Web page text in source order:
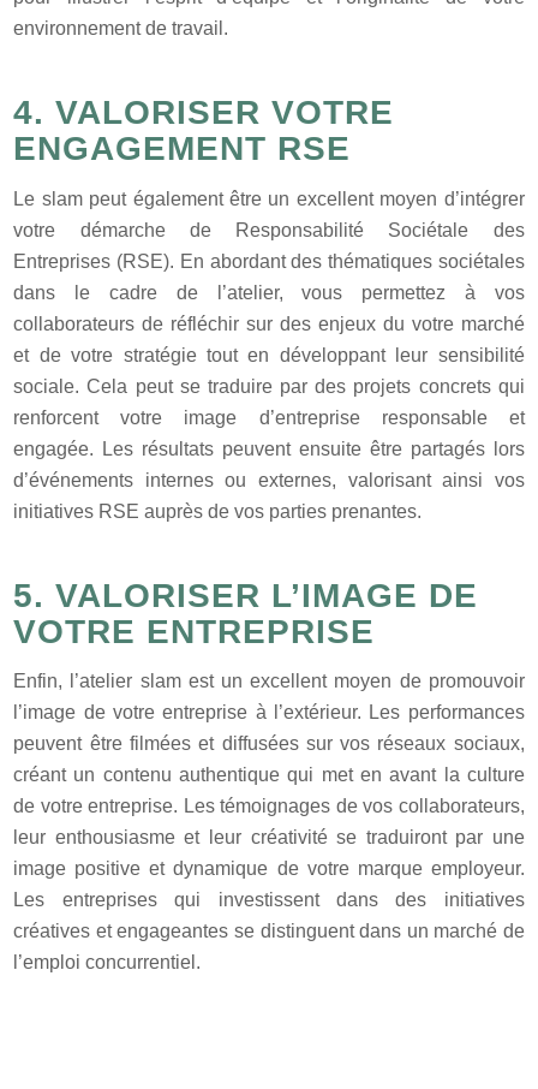
environnement de travail.
4. VALORISER VOTRE
ENGAGEMENT RSE
Le slam peut également être un excellent moyen d’intégrer
votre démarche de Responsabilité Sociétale des
Entreprises (RSE). En abordant des thématiques sociétales
dans le cadre de l’atelier, vous permettez à vos
collaborateurs de réfléchir sur des enjeux du votre marché
et de votre stratégie tout en développant leur sensibilité
sociale. Cela peut se traduire par des projets concrets qui
renforcent votre image d’entreprise responsable et
engagée. Les résultats peuvent ensuite être partagés lors
d’événements internes ou externes, valorisant ainsi vos
initiatives RSE auprès de vos parties prenantes.
5. VALORISER L’IMAGE DE
VOTRE ENTREPRISE
Enfin, l’atelier slam est un excellent moyen de promouvoir
l’image de votre entreprise à l’extérieur. Les performances
peuvent être filmées et diffusées sur vos réseaux sociaux,
créant un contenu authentique qui met en avant la culture
de votre entreprise. Les témoignages de vos collaborateurs,
leur enthousiasme et leur créativité se traduiront par une
image positive et dynamique de votre marque employeur.
Les entreprises qui investissent dans des initiatives
créatives et engageantes se distinguent dans un marché de
l’emploi concurrentiel.